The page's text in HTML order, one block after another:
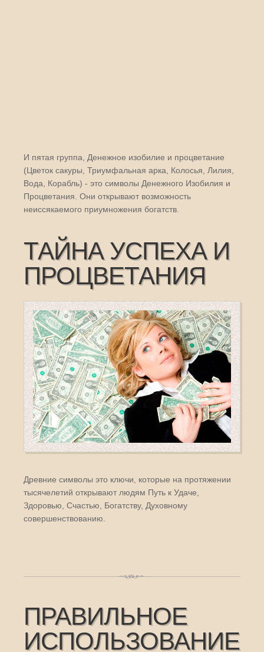
И пятая группа, Денежное изобилие и процветание
(Цветок сакуры, Триумфальная арка, Колосья, Лилия,
Вода, Корабль) - это символы Денежного Изобилия и
Процветания. Они открывают возможность
неиссякаемого приумножения богатств.
ТАЙНА УСПЕХА И
ПРОЦВЕТАНИЯ
Древние символы это ключи, которые на протяжении
тысячелетий открывают людям Путь к Удаче,
Здоровью, Счастью, Богатству, Духовному
совершенствованию.
ПРАВИЛЬНОЕ
ИСПОЛЬЗОВАНИЕ